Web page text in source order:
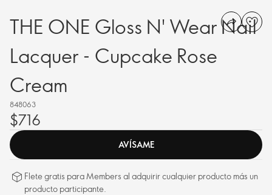
THE ONE Gloss N' Wear Nail
Lacquer - Cupcake Rose
Cream
848063
$716
AVÍSAME
Flete gratis para Members al adquirir cualquier producto más un
producto participante.